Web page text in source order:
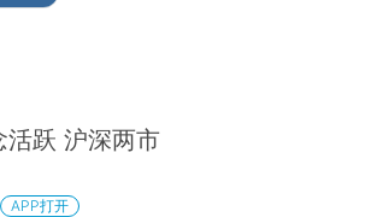
活跃 沪深两市
APP打开